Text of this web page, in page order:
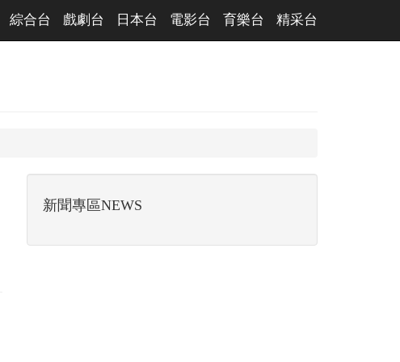
綜合台 戲劇台 日本台 電影台 育樂台 精采台
新聞專區NEWS